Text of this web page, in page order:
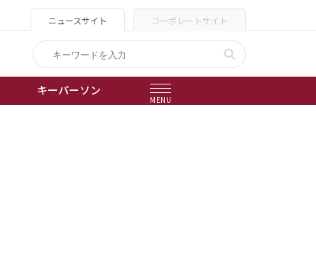
ニュースサイト コーポレートサイト
キーパーソン
MENU